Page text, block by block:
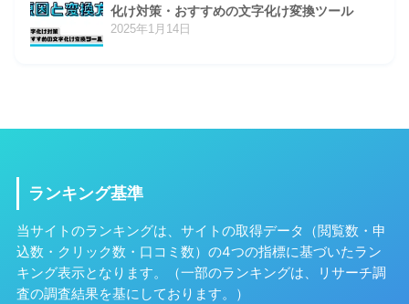
化け対策・おすすめの文字化け変換ツール
2025年1月14日
ランキング基準
当サイトのランキングは、サイトの取得データ（閲覧数・申
込数・クリック数・口コミ数）の4つの指標に基づいたラン
キング表示となります。（一部のランキングは、リサーチ調
査の調査結果を基にしております。）